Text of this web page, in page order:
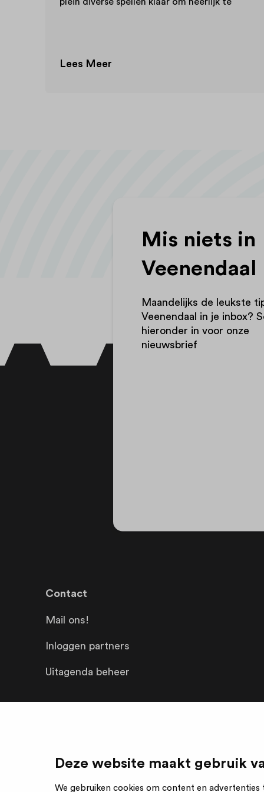
Deze website maakt gebruik
We gebruiken cookies om content en
Lees Meer
Mis niets in
Veenendaal
Maandelijks de leukste
Veenendaal in je inbox?
hieronder in voor onze
nieuwsbrief
Contact
Mail ons!
Inloggen partners
Uitagenda beheer